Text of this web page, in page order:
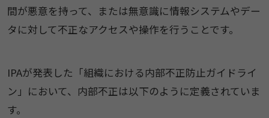
間が悪意を持って、または無意識に情報システムやデー
タに対して不正なアクセスや操作を行うことです。
IPAが発表した「組織における内部不正防止ガイドライ
ン」において、内部不正は以下のように定義されていま
す。